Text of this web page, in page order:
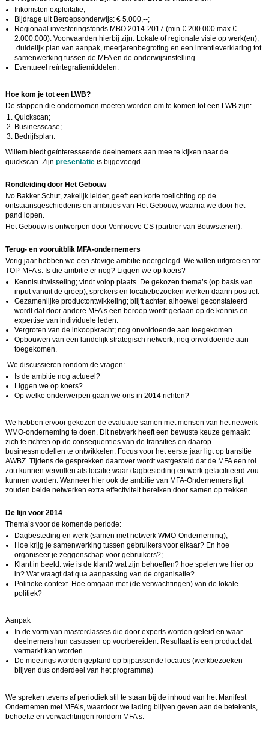
Inkomsten exploitatie;
Bijdrage uit Beroepsonderwijs: € 5.000,--;
Regionaal investeringsfonds MBO 2014-2017 (min € 200.000 max €
2.000.000). Voorwaarden hierbij zijn: Lokale of regionale visie op werk(en),
duidelijk plan van aanpak, meerjarenbegroting en een intentieverklaring tot
samenwerking tussen de MFA en de onderwijsinstelling.
Eventueel reïntegratiemiddelen.
Hoe kom je tot een LWB?
De stappen die ondernomen moeten worden om te komen tot een LWB zijn:
Quickscan;
Businesscase;
Bedrijfsplan.
Willem biedt geïnteresseerde deelnemers aan mee te kijken naar de
quickscan. Zijn presentatieis bijgevoegd.
Rondleiding door Het Gebouw
Ivo Bakker Schut, zakelijk leider, geeft een korte toelichting op de
ontstaansgeschiedenis en ambities van Het Gebouw, waarna we door het
pand lopen.
Het Gebouw is ontworpen door Venhoeve CS (partner van Bouwstenen).
Terug- en vooruitblik MFA-ondernemers
Vorig jaar hebben we een stevige ambitie neergelegd. We willen uitgroeien tot
TOP-MFA’s. Is die ambitie er nog? Liggen we op koers?
Kennisuitwisseling; vindt volop plaats. De gekozen thema’s (op basis van
input vanuit de groep), sprekers en locatiebezoeken werken daarin positief.
Gezamenlijke productontwikkeling; blijft achter, alhoewel geconstateerd
wordt dat door andere MFA’s een beroep wordt gedaan op de kennis en
expertise van individuele leden.
Vergroten van de inkoopkracht; nog onvoldoende aan toegekomen
Opbouwen van een landelijk strategisch netwerk; nog onvoldoende aan
toegekomen.
We discussiëren rondom de vragen:
Is de ambitie nog actueel?
Liggen we op koers?
Op welke onderwerpen gaan we ons in 2014 richten?
We hebben ervoor gekozen de evaluatie samen met mensen van het netwerk
WMO-onderneming te doen. Dit netwerk heeft een bewuste keuze gemaakt
zich te richten op de consequenties van de transities en daarop
businessmodellen te ontwikkelen. Focus voor het eerste jaar ligt op transitie
AWBZ. Tijdens de gesprekken daarover wordt vastgesteld dat de MFA een rol
zou kunnen vervullen als locatie waar dagbesteding en werk gefaciliteerd zou
kunnen worden. Wanneer hier ook de ambitie van MFA-Ondernemers ligt
zouden beide netwerken extra effectiviteit bereiken door samen op trekken.
De lijn voor 2014
Thema’s voor de komende periode:
Dagbesteding en werk (samen met netwerk WMO-Onderneming);
Hoe krijg je samenwerking tussen gebruikers voor elkaar? En hoe
organiseer je zeggenschap voor gebruikers?;
Klant in beeld: wie is de klant? wat zijn behoeften? hoe spelen we hier op
in? Wat vraagt dat qua aanpassing van de organisatie?
Politieke context. Hoe omgaan met (de verwachtingen) van de lokale
politiek?
Aanpak
In de vorm van masterclasses die door experts worden geleid en waar
deelnemers hun casussen op voorbereiden. Resultaat is een product dat
vermarkt kan worden.
De meetings worden gepland op bijpassende locaties (werkbezoeken
blijven dus onderdeel van het programma)
We spreken tevens af periodiek stil te staan bij de inhoud van het Manifest
Ondernemen met MFA’s, waardoor we lading blijven geven aan de betekenis,
behoefte en verwachtingen rondom MFA’s.